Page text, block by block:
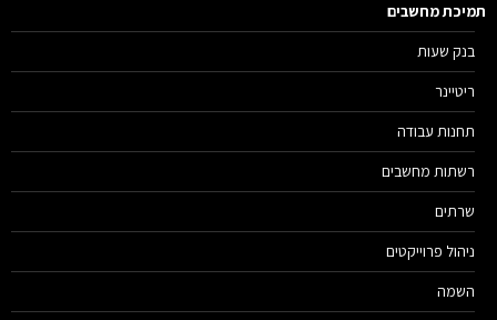
מחשבים
בנק שעות
ריטיינר
תחנות עבודה
רשתות מחשבים
שרתים
ניהול פרוייקטים
השמה